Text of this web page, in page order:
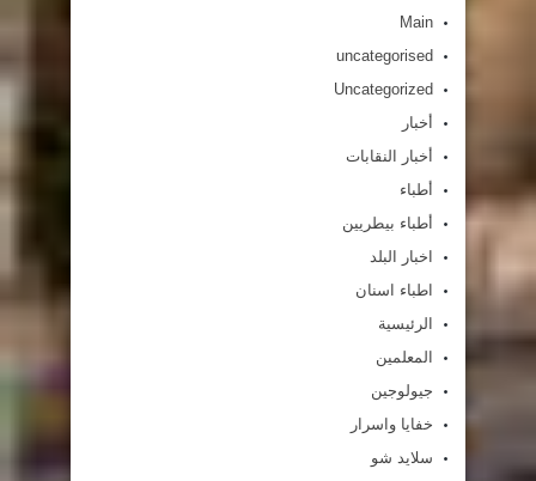
Main
uncategorised
Uncategorized
أخبار
أخبار النقابات
أطباء
أطباء بيطريين
اخبار البلد
اطباء اسنان
الرئيسية
المعلمين
جيولوجين
خفايا واسرار
سلايد شو